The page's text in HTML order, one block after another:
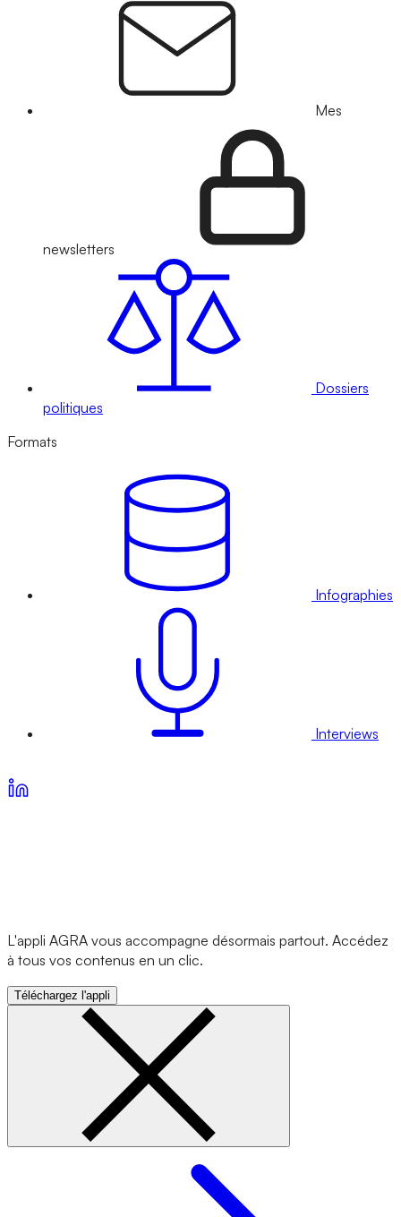
Mes
newsletters
Dossiers
politiques
Formats
Infographies
Interviews
L'appli AGRA vous accompagne désormais partout. Accédez
à tous vos contenus en un clic.
Téléchargez l'appli